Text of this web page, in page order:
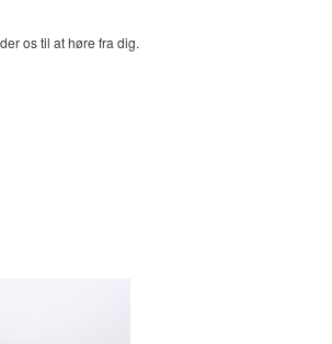
os til at høre fra dig.